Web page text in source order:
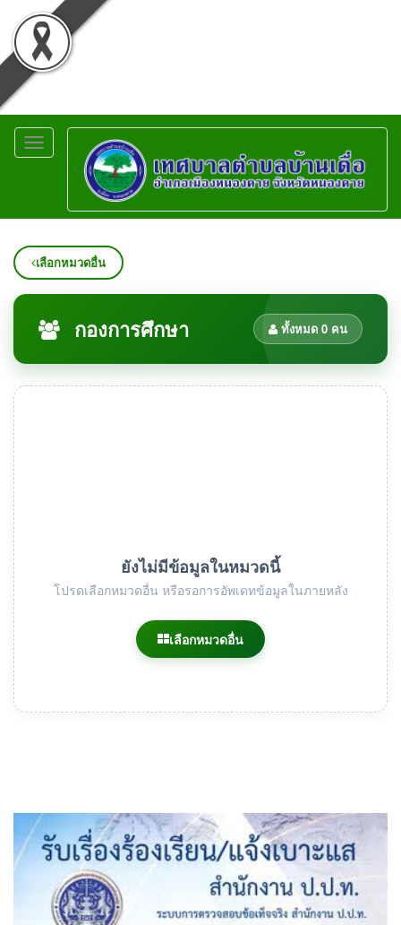
Toggle
navigation
เลือกหมวดอื่น
กองการศึกษา ทั้งหมด 0 คน
ยังไม่มีข้อมูลในหมวดนี้
โปรดเลือกหมวดอื่น หรือรอการอัพเดทข้อมูลในภายหลัง
เลือกหมวดอื่น